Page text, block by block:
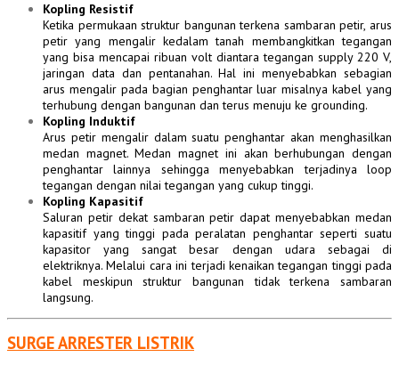
Kopling Resistif
Ketika permukaan struktur bangunan terkena sambaran petir, arus
petir yang mengalir kedalam tanah membangkitkan tegangan
yang bisa mencapai ribuan volt diantara tegangan supply 220 V,
jaringan data dan pentanahan. Hal ini menyebabkan sebagian
arus mengalir pada bagian penghantar luar misalnya kabel yang
terhubung dengan bangunan dan terus menuju ke grounding.
Kopling Induktif
Arus petir mengalir dalam suatu penghantar akan menghasilkan
medan magnet. Medan magnet ini akan berhubungan dengan
penghantar lainnya sehingga menyebabkan terjadinya loop
tegangan dengan nilai tegangan yang cukup tinggi.
Kopling Kapasitif
Saluran petir dekat sambaran petir dapat menyebabkan medan
kapasitif yang tinggi pada peralatan penghantar seperti suatu
kapasitor yang sangat besar dengan udara sebagai di
elektriknya. Melalui cara ini terjadi kenaikan tegangan tinggi pada
kabel meskipun struktur bangunan tidak terkena sambaran
langsung.
SURGE ARRESTER LISTRIK